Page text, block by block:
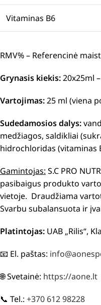
Vitaminas B6
RMV% – Referencinė
Grynasis kiekis:20x25ml
Vartojimas:25 ml (viena
Sudedamosios dalys:
medžiagos, saldikliai
hidrochloridas (vitaminas
Gamintojas: S.C PRO
pasibaigus produkto
vietoje. Draudžiama
Svarbu subalansuota ir
Platintojas: UAB „Rilis“,
📧 El. paštas:
🌐 Svetainė: https://aone.lt
📞 Tel.: +370 612 98228